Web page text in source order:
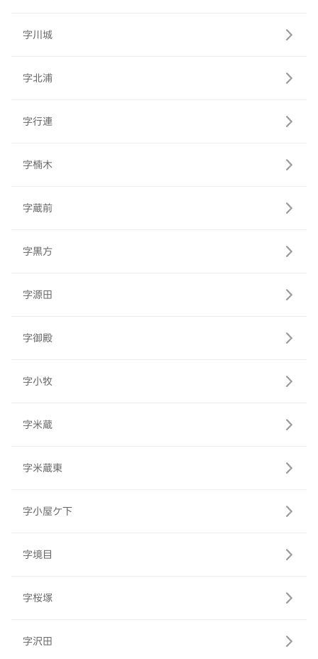
字川城
字北浦
字行連
字楠木
字蔵前
字黒方
字源田
字御殿
字小牧
字米蔵
字米蔵東
字小屋ケ下
字境目
字桜塚
字沢田